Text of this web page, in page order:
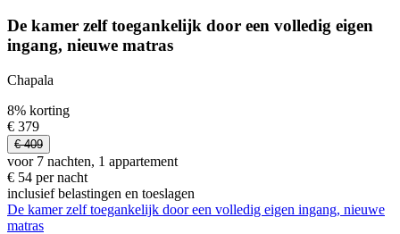
De kamer zelf toegankelijk door een volledig eigen
ingang, nieuwe matras
Chapala
8% korting
€ 379
€ 409
voor 7 nachten, 1 appartement
€ 54 per nacht
inclusief belastingen en toeslagen
De kamer zelf toegankelijk door een volledig eigen ingang, nieuwe
matras